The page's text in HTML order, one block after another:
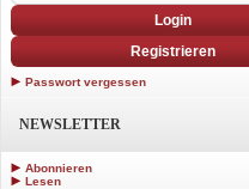
Login
Registrieren
Passwort vergessen
NEWSLETTER
Abonnieren
Lesen